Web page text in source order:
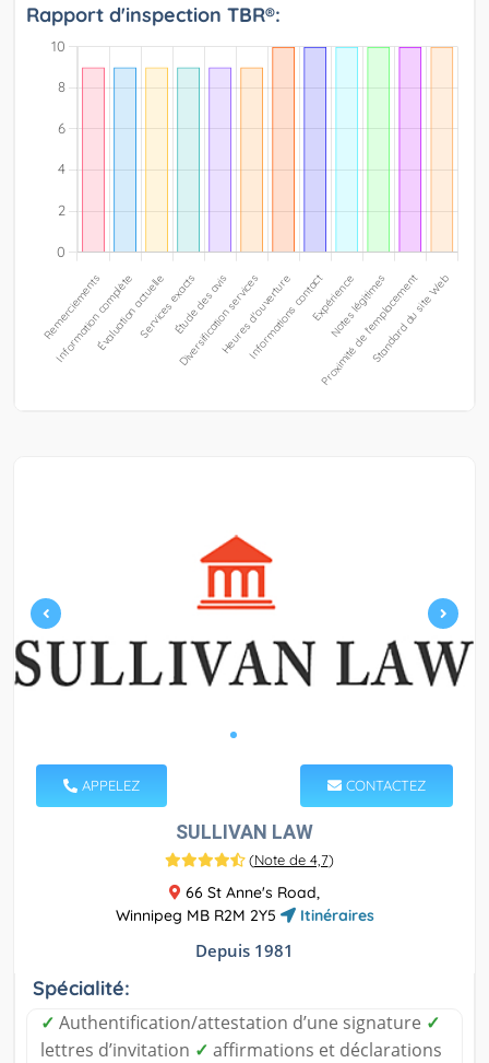
Rapport d'inspection TBR®:
APPELEZ CONTACTEZ
SULLIVAN LAW
(Note de 4,7)
66 St Anne's Road,
Winnipeg MB R2M 2Y5
Itinéraires
Depuis 1981
Spécialité:
✓ Authentification/attestation d’une signature ✓
lettres d’invitation ✓ affirmations et déclarations